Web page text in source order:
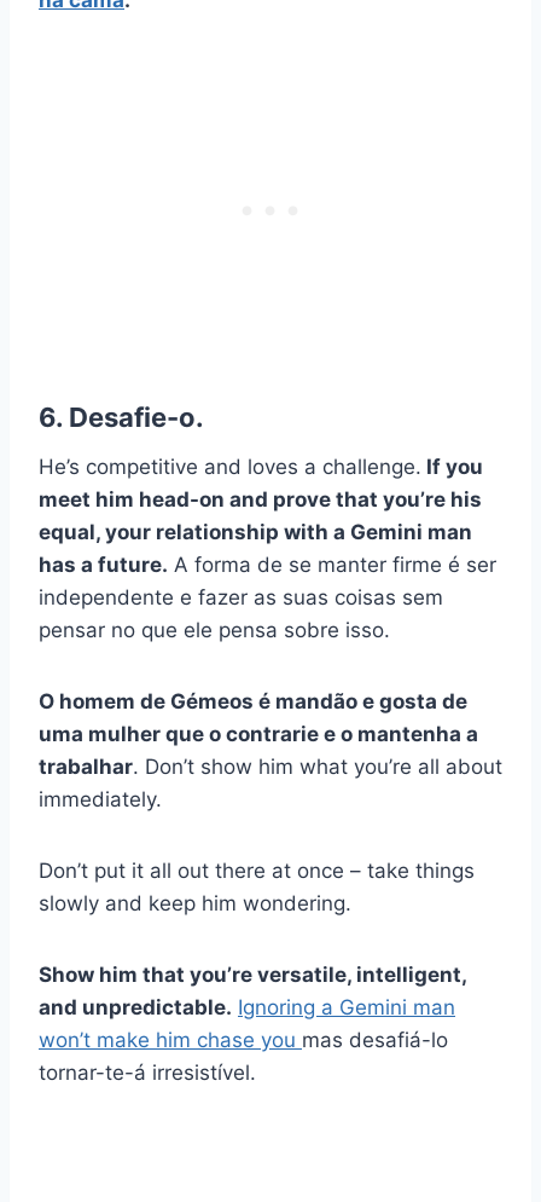
6. Desafie-o.
He’s competitive and loves a challenge. If you
meet him head-on and prove that you’re his
equal, your relationship with a Gemini man
has a future. A forma de se manter firme é ser
independente e fazer as suas coisas sem
pensar no que ele pensa sobre isso.
O homem de Gémeos é mandão e gosta de
uma mulher que o contrarie e o mantenha a
trabalhar. Don’t show him what you’re all about
immediately.
Don’t put it all out there at once – take things
slowly and keep him wondering.
Show him that you’re versatile, intelligent,
and unpredictable. Ignoring a Gemini man
won’t make him chase you mas desafiá-lo
tornar-te-á irresistível.